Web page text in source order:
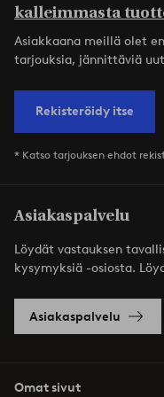
kalleimmasta
Asiakkaana meillä olet
tarjouksia, jännittäviä
Rekisteröidy itse
* Katso tarjouksen ehdot
Asiakaspalvelu
Löydät vastauksen
kysymyksiä -osiosta.
Asiakaspalvelu
Omat sivut